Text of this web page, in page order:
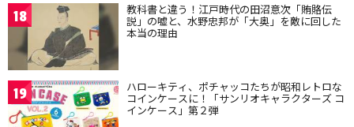
18 教科書と違う！江戸時代の田沼意次「賄賂伝
説」の嘘と、水野忠邦が「大奥」を敵に回した
本当の理由
19 ハローキティ、ポチャッコたちが昭和レトロな
コインケースに！「サンリオキャラクターズ コ
インケース」第２弾